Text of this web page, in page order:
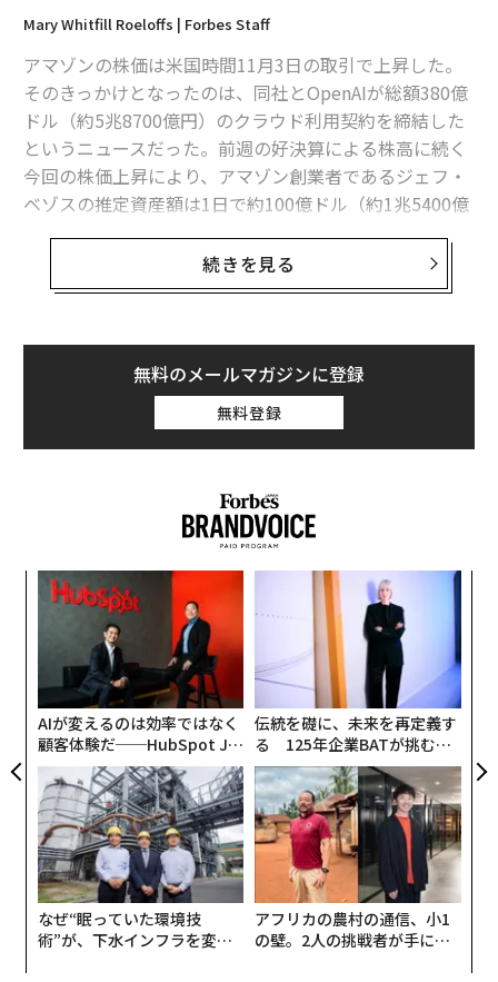
Mary Whitfill Roeloffs | Forbes Staff
アマゾンの株価は米国時間11月3日の取引で上昇した。
そのきっかけとなったのは、同社とOpenAIが総額380億
ドル（約5兆8700億円）のクラウド利用契約を締結した
というニュースだった。前週の好決算による株高に続く
今回の株価上昇により、アマゾン創業者であるジェフ・
ベゾスの推定資産額は1日で約100億ドル（約1兆5400億
3日午後、アマゾンの株価は4％超上昇した。この株高
の契約を締結し、AI技術に必要な計算能力を提供すると
の報道を受けたものだった。
1994年にシアトルの自宅ガレージでアマゾンを創業した
ベゾスは、同社株の8％を所有しており、3日午後の時点
ル（約1兆5100億円）増加した。
続きを見る
無料のメールマガジンに登録
無料登録
AIが変えるのは効率ではなく
顧客体験だ──HubSpot Ja
panが語る「Grow Better」
な組織のつくり方
伝統を礎に、未来を再定義す
る 125年企業BATが挑むス
モークレスな未来
なぜ“眠っていた環境技
術”が、下水インフラを変え
アフリカの農村の通信、小1
の壁。2人の挑戦者が手にし